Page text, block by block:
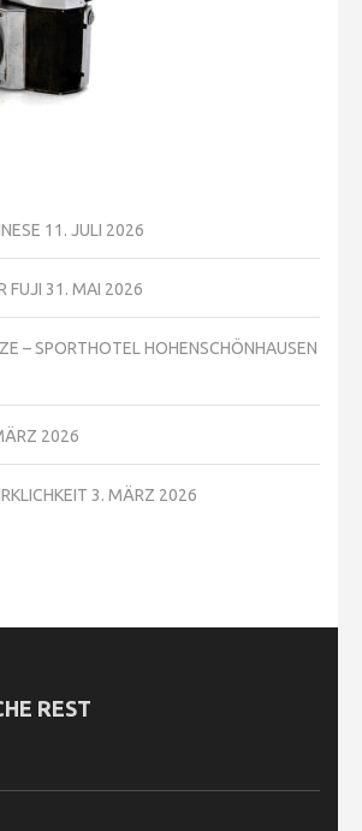
11. JULI 2026
FUJI 31. MAI 2026
– SPORTHOTEL HOHENSCHÖNHAUSEN
2026
3. MÄRZ 2026
REST